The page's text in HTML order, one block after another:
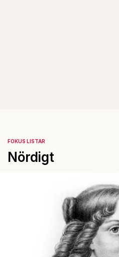
FOKUS LISTAR
Nördigt